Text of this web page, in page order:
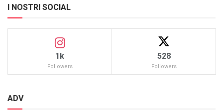
I NOSTRI SOCIAL
1k
Followers
528
Followers
ADV